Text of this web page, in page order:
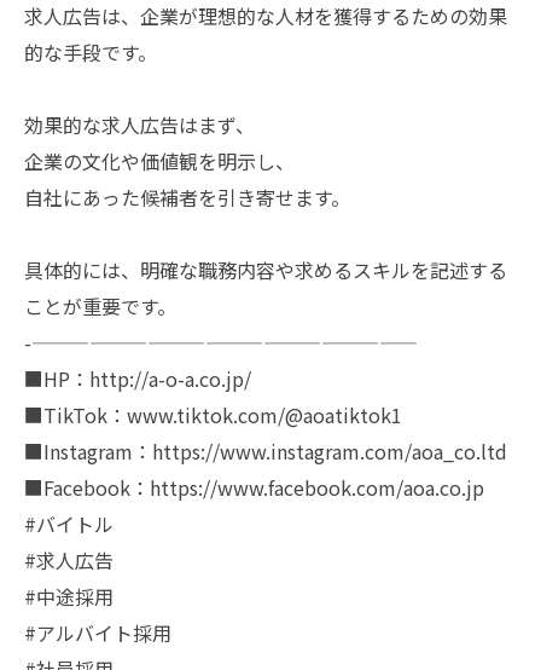
求人広告は、企業が理想的な人材を獲得するための効果
的な手段です。
効果的な求人広告はまず、
企業の文化や価値観を明示し、
自社にあった候補者を引き寄せます。
具体的には、明確な職務内容や求めるスキルを記述する
ことが重要です。
-————————————————————
■HP：http://a-o-a.co.jp/
■TikTok：www.tiktok.com/@aoatiktok1
■Instagram：https://www.instagram.com/aoa_co.ltd
■Facebook：https://www.facebook.com/aoa.co.jp
#バイトル
#求人広告
#中途採用
#アルバイト採用